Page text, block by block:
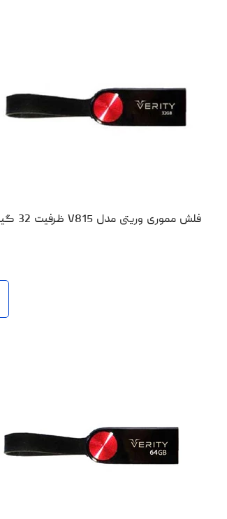
فلش مموری وریتی مدل V815 ظرفیت 32 گیگابایت